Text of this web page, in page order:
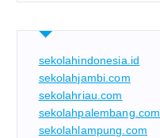
sekolahindonesia.id
sekolahjambi.com
sekolahriau.com
sekolahpalembang.com
sekolahlampung.com